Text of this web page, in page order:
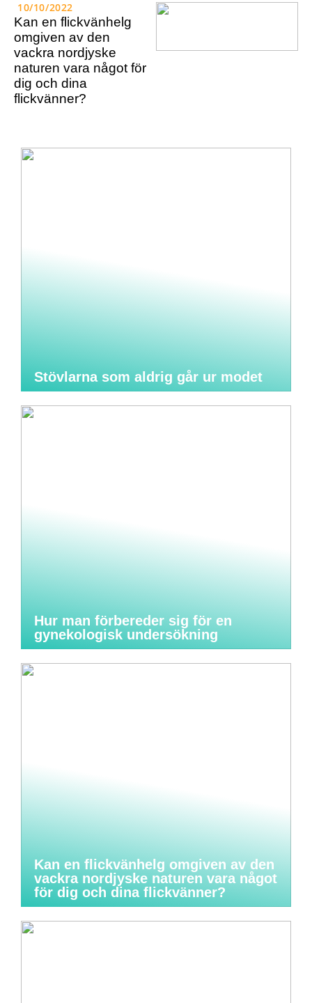
10/10/2022
Kan en flickvänhelg
omgiven av den
vackra nordjyske
naturen vara något för
dig och dina
flickvänner?
Stövlarna som aldrig går ur modet
Hur man förbereder sig för en
gynekologisk undersökning
Kan en flickvänhelg omgiven av den
vackra nordjyske naturen vara något
för dig och dina flickvänner?